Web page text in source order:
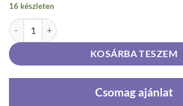
16 készleten
Colgate Plax Soft Mint szájvíz 500 ml mennyiség
KOSÁRBA TESZEM
Csomag ajánlat